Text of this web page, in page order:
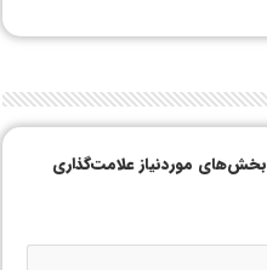
بخش‌های موردنیاز علامت‌گذاری